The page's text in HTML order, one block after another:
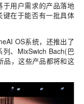
用户需求的产品落地
键在于能否有一批具体
OS系统，还推出了
、MixSwich Bach(巴
品，这些产品都将和这